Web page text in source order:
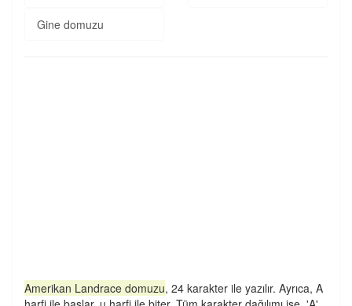
Gine domuzu
Amerikan Landrace domuzu, 24 karakter ile yazılır. Ayrıca, A